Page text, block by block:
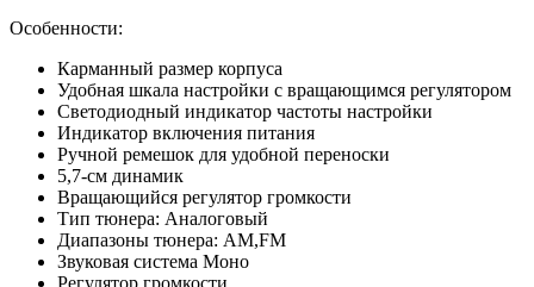
Особенности:
Карманный размер корпуса
Удобная шкала настройки с вращающимся регулятором
Светодиодный индикатор частоты настройки
Индикатор включения питания
Ручной ремешок для удобной переноски
5,7-см динамик
Вращающийся регулятор громкости
Тип тюнера: Аналоговый
Диапазоны тюнера: AM,FM
Звуковая система Моно
Регулятор громкости